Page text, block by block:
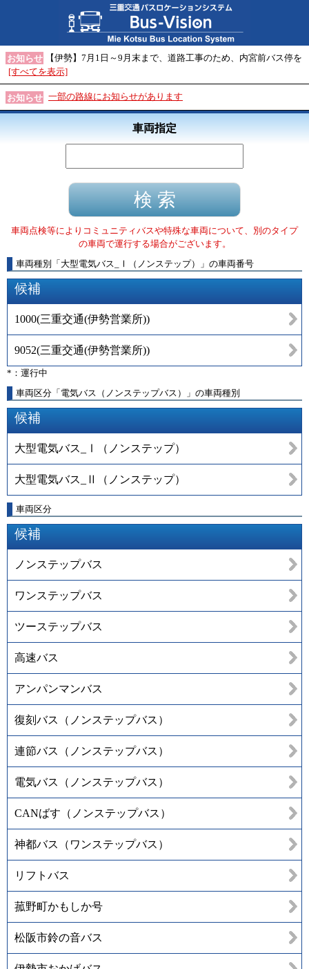
お知らせ
【伊勢】7月1日～9月末まで、道路工事のため、内宮前バス停を
[すべてを表示]
お知らせ 一部の路線にお知らせがあります
車両指定
車両点検等によりコミュニティバスや特殊な車両について、別のタイプ
の車両で運行する場合がございます。
車両種別
「 大型電気バス_Ⅰ（ノンステップ） 」 の車両番号
候補
1000(三重交通(伊勢営業所))
9052(三重交通(伊勢営業所))
*：運行中
車両区分「電気バス（ノンステップバス）」の車両種別
候補
大型電気バス_Ⅰ（ノンステップ）
大型電気バス_Ⅱ（ノンステップ）
車両区分
候補
ノンステップバス
ワンステップバス
ツーステップバス
高速バス
アンパンマンバス
復刻バス（ノンステップバス）
連節バス（ノンステップバス）
電気バス（ノンステップバス）
CANばす（ノンステップバス）
神都バス（ワンステップバス）
リフトバス
菰野町かもしか号
松阪市鈴の音バス